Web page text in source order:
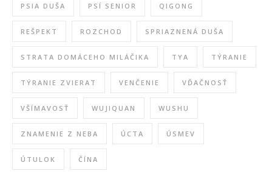
PSIA DUŠA PSÍ SENIOR QIGONG
REŠPEKT ROZCHOD SPRIAZNENÁ DUŠA
STRATA DOMÁCEHO MILÁČIKA TYA TÝRANIE
TÝRANIE ZVIERAT VENČENIE VĎAČNOSŤ
VŠÍMAVOSŤ WUJIQUAN WUSHU
ZNAMENIE Z NEBA ÚCTA ÚSMEV
ÚTULOK ČÍNA